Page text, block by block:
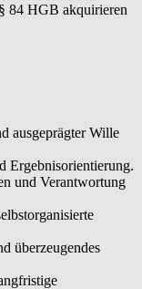
84 HGB akquirieren
und
an
ausgeprägter Wille
Ergebnisorientierung.
und Verantwortung
überzeugendes